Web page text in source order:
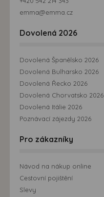
emma@emma.cz
Dovolená 2026
Dovolená Španělsko 2026
Dovolená Bulharsko 2026
Dovolená Řecko 2026
Dovolená Chorvatsko 2026
Dovolená Itálie 2026
Poznávací zájezdy 2026
Pro zákazníky
Návod na nákup online
Cestovní pojištění
Slevy